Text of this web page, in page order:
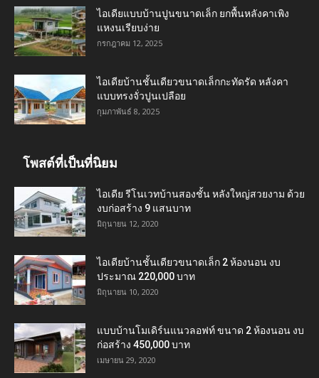
ไอเดียแบบบ้านปูนขนาดเล็ก ยกพื้นหลังคาเพิง
แหงนเรียบง่าย
กรกฎาคม 12, 2025
ไอเดียบ้านชั้นเดียวขนาดเล็กกะทัดรัด หลังคา
แบบทรงจั่วปูนเปลือย
กุมภาพันธ์ 8, 2025
โพสต์ที่เป็นที่นิยม
ไอเดีย รีโนเวทบ้านสองชั้น หลังใหญ่สวยงาม ด้วย
งบก่อสร้าง 9 แสนบาท
มิถุนายน 12, 2020
ไอเดียบ้านชั้นเดียวขนาดเล็ก 2 ห้องนอน งบ
ประมาณ 220,000 บาท
มิถุนายน 10, 2020
แบบบ้านโมเดิร์นแนวลอฟท์ ขนาด 2 ห้องนอน งบ
ก่อสร้าง 450,000 บาท
เมษายน 29, 2020